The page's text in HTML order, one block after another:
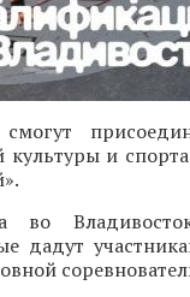
и
дадут